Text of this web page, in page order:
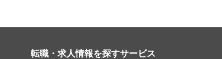
転職・求人情報を探すサービス